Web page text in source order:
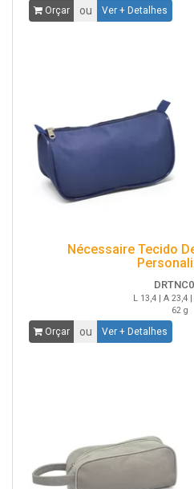
Orçar ou Ver + Detalhes
Nécessaire Tecido
L 13,4 | A 23,4 |
62 g
Orçar ou Ver + Detalhes